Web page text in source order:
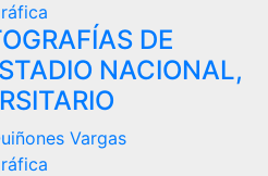
DE
NACIONAL,
Vargas